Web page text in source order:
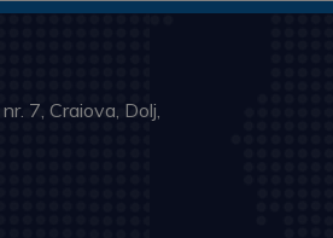
7, Craiova, Dolj,